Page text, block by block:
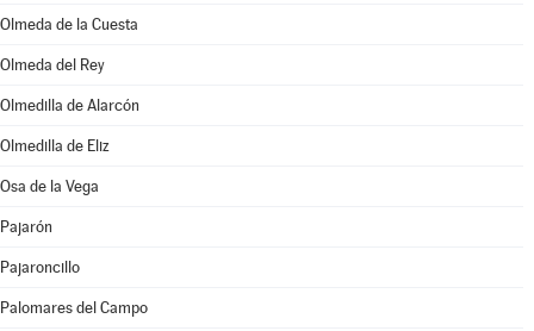
Olmeda de la Cuesta
Olmeda del Rey
Olmedilla de Alarcón
Olmedilla de Eliz
Osa de la Vega
Pajarón
Pajaroncillo
Palomares del Campo